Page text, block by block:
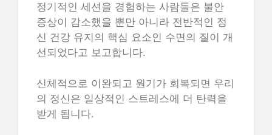
정기적인 세션을 경험하는 사람들은 불안
증상이 감소했을 뿐만 아니라 전반적인 정
신 건강 유지의 핵심 요소인 수면의 질이 개
선되었다고 보고합니다.
신체적으로 이완되고 원기가 회복되면 우리
의 정신은 일상적인 스트레스에 더 탄력을
받게 됩니다.